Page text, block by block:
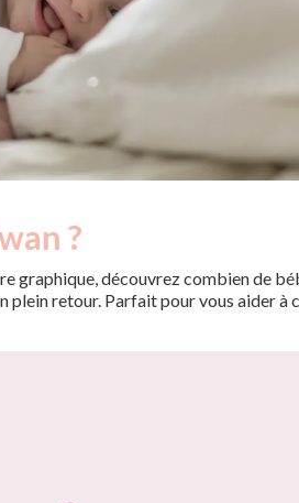
?
graphique, découvrez combien de
plein retour. Parfait pour vous aider à